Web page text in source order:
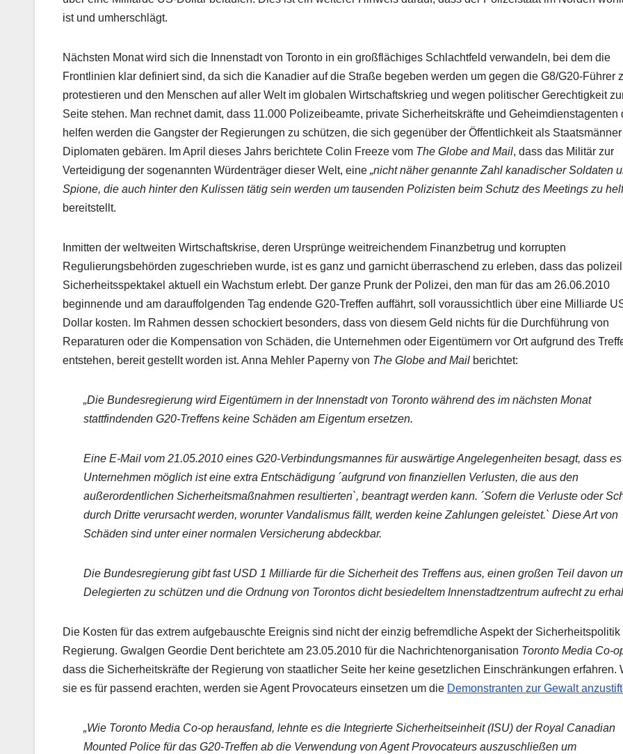
ist und umherschlägt.
Nächsten Monat wird sich die Innenstadt von Toronto in ein großflächiges Schlachtfeld verwandeln, bei dem die
Frontlinien klar definiert sind, da sich die Kanadier auf die Straße begeben werden um gegen die G8/G20-Führer
protestieren und den Menschen auf aller Welt im globalen Wirtschaftskrieg und wegen politischer Gerechtigkeit
Seite stehen. Man rechnet damit, dass 11.000 Polizeibeamte, private Sicherheitskräfte und Geheimdienstagenten
helfen werden die Gangster der Regierungen zu schützen, die sich gegenüber der Öffentlichkeit als Staatsmänner
Diplomaten gebären. Im April dieses Jahrs berichtete Colin Freeze vom The Globe and Mail, dass das Militär zur
Verteidigung der sogenannten Würdenträger dieser Welt, eine „nicht näher genannte Zahl kanadischer Soldaten
Spione, die auch hinter den Kulissen tätig sein werden um tausenden Polizisten beim Schutz des Meetings zu
bereitstellt.
Inmitten der weltweiten Wirtschaftskrise, deren Ursprünge weitreichendem Finanzbetrug und korrupten
Regulierungsbehörden zugeschrieben wurde, ist es ganz und garnicht überraschend zu erleben, dass das
Sicherheitsspektakel aktuell ein Wachstum erlebt. Der ganze Prunk der Polizei, den man für das am 26.06.2010
beginnende und am darauffolgenden Tag endende G20-Treffen auffährt, soll voraussichtlich über eine Milliarde
Dollar kosten. Im Rahmen dessen schockiert besonders, dass von diesem Geld nichts für die Durchführung von
Reparaturen oder die Kompensation von Schäden, die Unternehmen oder Eigentümern vor Ort aufgrund des
entstehen, bereit gestellt worden ist. Anna Mehler Paperny von The Globe and Mail berichtet:
„Die Bundesregierung wird Eigentümern in der Innenstadt von Toronto während des im nächsten Monat
stattfindenden G20-Treffens keine Schäden am Eigentum ersetzen.
Eine E-Mail vom 21.05.2010 eines G20-Verbindungsmannes für auswärtige Angelegenheiten besagt, dass es
Unternehmen möglich ist eine extra Entschädigung ´aufgrund von finanziellen Verlusten, die aus den
außerordentlichen Sicherheitsmaßnahmen resultierten`, beantragt werden kann. ´Sofern die Verluste oder
durch Dritte verursacht werden, worunter Vandalismus fällt, werden keine Zahlungen geleistet.` Diese Art von
Schäden sind unter einer normalen Versicherung abdeckbar.
Die Bundesregierung gibt fast USD 1 Milliarde für die Sicherheit des Treffens aus, einen großen Teil davon
Delegierten zu schützen und die Ordnung von Torontos dicht besiedeltem Innenstadtzentrum aufrecht zu
Die Kosten für das extrem aufgebauschte Ereignis sind nicht der einzig befremdliche Aspekt der Sicherheitspolitik
Regierung. Gwalgen Geordie Dent berichtete am 23.05.2010 für die Nachrichtenorganisation Toronto Media Co-
dass die Sicherheitskräfte der Regierung von staatlicher Seite her keine gesetzlichen Einschränkungen erfahren.
sie es für passend erachten, werden sie Agent Provocateurs einsetzen um die Demonstranten zur Gewalt
„Wie Toronto Media Co-op herausfand, lehnte es die Integrierte Sicherheitseinheit (ISU) der Royal Canadian
Mounted Police für das G20-Treffen ab die Verwendung von Agent Provocateurs auszuschließen um